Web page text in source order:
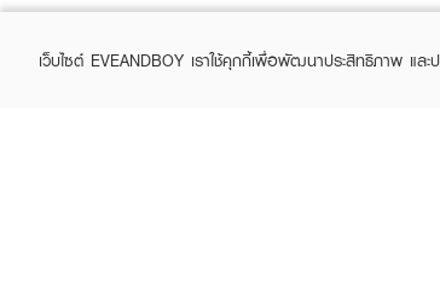
เว็บไซต์ EVEANDBOY เราใช้คุกกี้เพื่อพัฒนาประสิทธิภาพ แล